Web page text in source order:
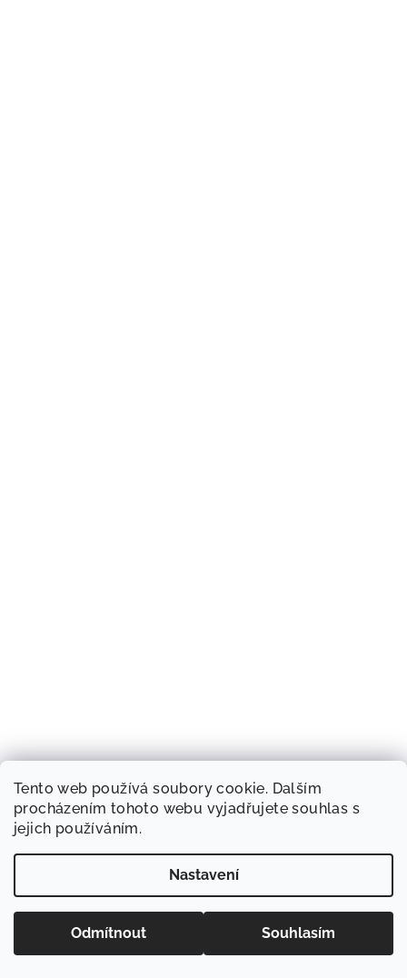
Tento web používá soubory cookie. Dalším
procházením tohoto webu vyjadřujete souhlas s
jejich používáním.
Nastavení
Odmítnout Souhlasím